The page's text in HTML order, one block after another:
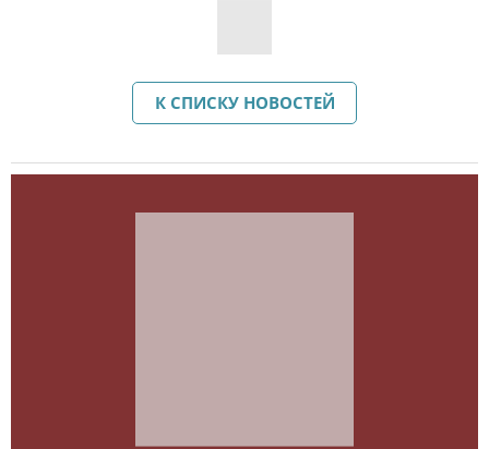
К СПИСКУ НОВОСТЕЙ